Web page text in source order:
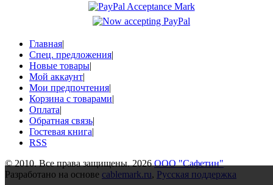
Главная|
Спец. предложения|
Новые товары|
Мой аккаунт|
Мои предпочтения|
Корзина с товарами|
Оплата|
Обратная связь|
Гостевая книга|
RSS
© 2010. Все права защищены. 2026ООО "Сафетин"
Разработано на основе cablemark.ru, Русская поддержка